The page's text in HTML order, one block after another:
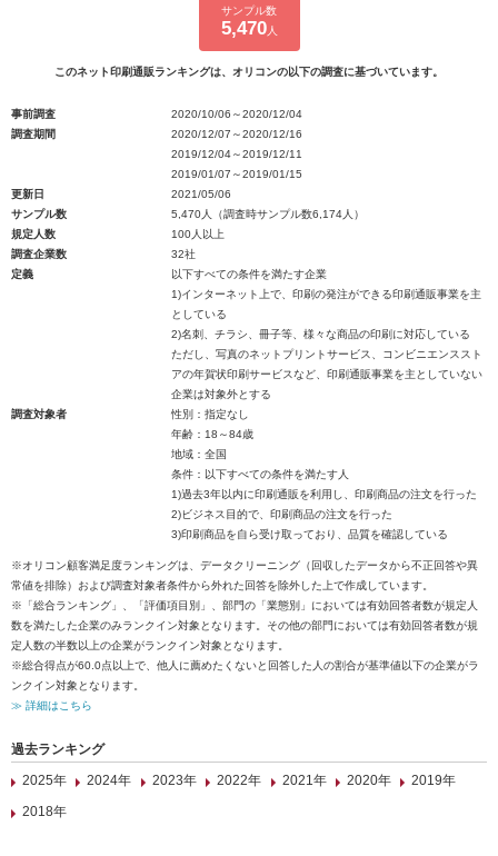
サンプル数
5,470人
このネット印刷通販ランキングは、オリコンの以下の調査に基づいています。
事前調査
2020/10/06～2020/12/04
調査期間
2020/12/07～2020/12/16
2019/12/04～2019/12/11
2019/01/07～2019/01/15
更新日
2021/05/06
サンプル数
5,470人（調査時サンプル数6,174人）
規定人数
100人以上
調査企業数
32社
定義
以下すべての条件を満たす企業
1)インターネット上で、印刷の発注ができる印刷通販事業を主
としている
2)名刺、チラシ、冊子等、様々な商品の印刷に対応している
ただし、写真のネットプリントサービス、コンビニエンススト
アの年賀状印刷サービスなど、印刷通販事業を主としていない
企業は対象外とする
調査対象者
性別：指定なし
年齢：18～84歳
地域：全国
条件：以下すべての条件を満たす人
1)過去3年以内に印刷通販を利用し、印刷商品の注文を行った
2)ビジネス目的で、印刷商品の注文を行った
3)印刷商品を自ら受け取っており、品質を確認している
※オリコン顧客満足度ランキングは、データクリーニング（回収したデータから不正回答や異
常値を排除）および調査対象者条件から外れた回答を除外した上で作成しています。
※「総合ランキング」、「評価項目別」、部門の「業態別」においては有効回答者数が規定人
数を満たした企業のみランクイン対象となります。その他の部門においては有効回答者数が規
定人数の半数以上の企業がランクイン対象となります。
※総合得点が60.0点以上で、他人に薦めたくないと回答した人の割合が基準値以下の企業がラ
ンクイン対象となります。
≫ 詳細はこちら
過去ランキング
2025年
2024年 2023年 2022年 2021年 2020年
2019年
2018年